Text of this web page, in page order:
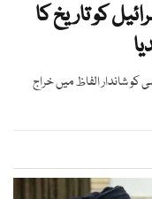
کو تاریخ کا
کو شاندار الفاظ میں خراج